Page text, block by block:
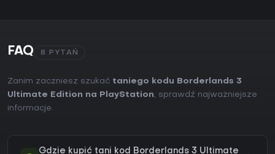
FAQ 8 PYTAŃ
Zanim zaczniesz szukać taniego kodu Borderlands 3
Ultimate Edition na PlayStation, sprawdź najważniejsze
informacje.
Gdzie kupić tani kod Borderlands 3 Ultimate